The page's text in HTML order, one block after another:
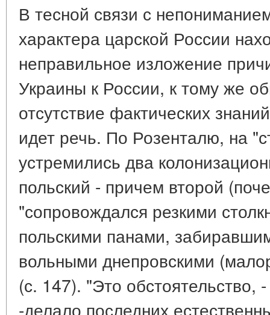
В тесной связи с
характера царской России
неправильное изложение
Украины к России, к тому же
отсутствие фактических
идет речь. По Розенталю, на
устремились два
польский - причем второй
"сопровождался резкими
польскими панами,
вольными днепровскими
(с. 147). "Это обстоятельство,
-делало последних